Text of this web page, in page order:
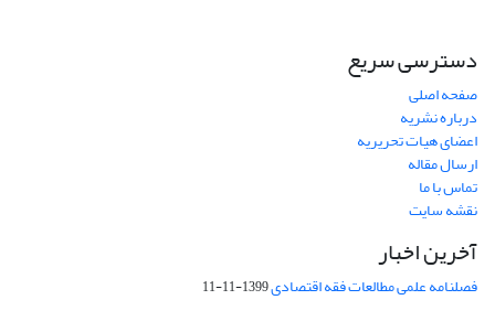
دسترسی سریع
صفحه اصلی
درباره نشریه
اعضای هیات تحریریه
ارسال مقاله
تماس با ما
نقشه سایت
آخرین اخبار
فصلنامه علمی مطالعات فقه اقتصادی1399-11-11